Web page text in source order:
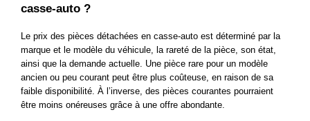
casse-auto ?
Le prix des pièces détachées en casse-auto est déterminé par la
marque et le modèle du véhicule, la rareté de la pièce, son état,
ainsi que la demande actuelle. Une pièce rare pour un modèle
ancien ou peu courant peut être plus coûteuse, en raison de sa
faible disponibilité. À l’inverse, des pièces courantes pourraient
être moins onéreuses grâce à une offre abondante.